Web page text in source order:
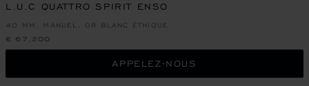
L.U.C QUATTRO SPIRIT ENSO
40 MM, MANUEL, OR BLANC ÉTHIQUE
€ 67,200
APPELEZ-NOUS